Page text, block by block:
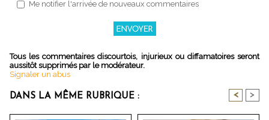
Me notifier l'arrivée de nouveaux commentaires
Tous les commentaires discourtois, injurieux ou diffamatoires seront
aussitôt supprimés par le modérateur.
Signaler un abus
DANS LA MÊME RUBRIQUE : < >